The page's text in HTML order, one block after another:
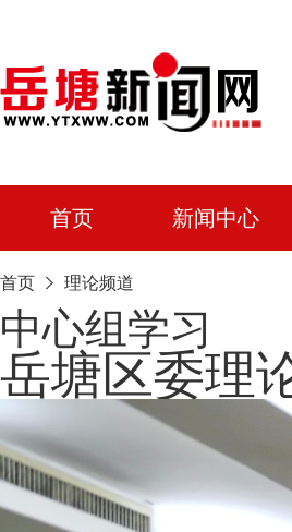
首页 新闻中心
首页 理论频道
中心组学习
岳塘区委理